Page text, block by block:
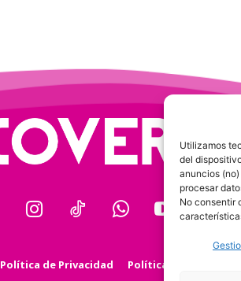
Utilizamos
del
anuncios
procesar
No consentir
Política de Privacidad Política de Cookies